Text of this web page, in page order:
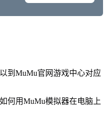
到MuMu官网游戏中心对应
何用MuMu模拟器在电脑上